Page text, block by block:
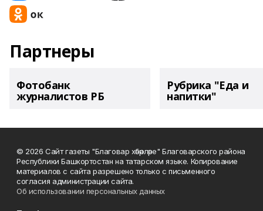
Партнеры
Фотобанк
журналистов РБ
Рубрика "Еда и
напитки"
© 2026 Сайт газеты "Благовар хәбәрләре" Благоварского района
Республики Башкортостан на татарском языке. Копирование
материалов с сайта разрешено только с письменного
согласия администрации сайта.
Об использовании персональных данных